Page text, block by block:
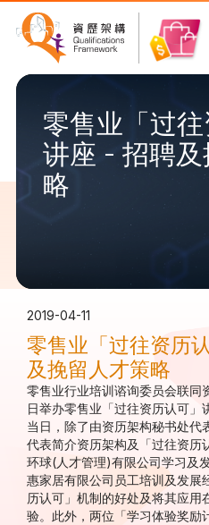
零售业「过往
讲座 - 招聘
略
2019-04-11
零售业「过往资历
及挽留人才策略
零售业行业培训谘询委员会联同
日举办零售业「过往资历认可」
当日，除了由资历架构秘书处代
代表简介资历架构及「过往资历
环球(人才管理)有限公司学习及
惠家居有限公司员工培训及发展
历认可」机制的好处及将其应用
验。此外，两位「学习体验奖励